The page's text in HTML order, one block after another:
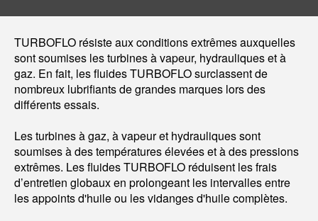
TURBOFLO résiste aux conditions extrêmes auxquelles
sont soumises les turbines à vapeur, hydrauliques et à
gaz. En fait, les fluides TURBOFLO surclassent de
nombreux lubrifiants de grandes marques lors des
différents essais.
Les turbines à gaz, à vapeur et hydrauliques sont
soumises à des températures élevées et à des pressions
extrêmes. Les fluides TURBOFLO réduisent les frais
d’entretien globaux en prolongeant les intervalles entre
les appoints d'huile ou les vidanges d'huile complètes.